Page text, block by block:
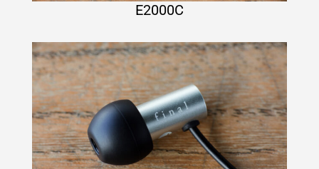
E2000C